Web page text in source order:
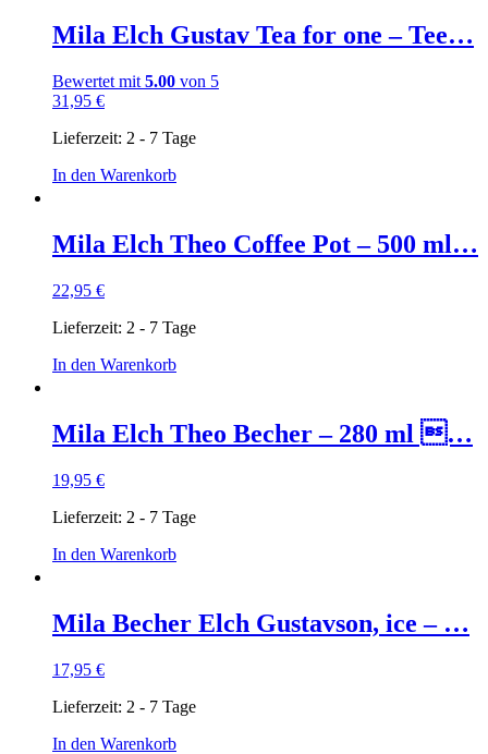
Mila Elch Gustav Tea for one – Tee…
Bewertet mit 5.00 von 5
31,95 €
Lieferzeit: 2 - 7 Tage
In den Warenkorb
Mila Elch Theo Coffee Pot – 500 ml…
22,95 €
Lieferzeit: 2 - 7 Tage
In den Warenkorb
Mila Elch Theo Becher – 280 ml …
19,95 €
Lieferzeit: 2 - 7 Tage
In den Warenkorb
Mila Becher Elch Gustavson, ice – …
17,95 €
Lieferzeit: 2 - 7 Tage
In den Warenkorb